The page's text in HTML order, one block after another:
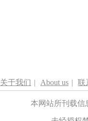
关于我们 | About us | 联
本网站所刊载信